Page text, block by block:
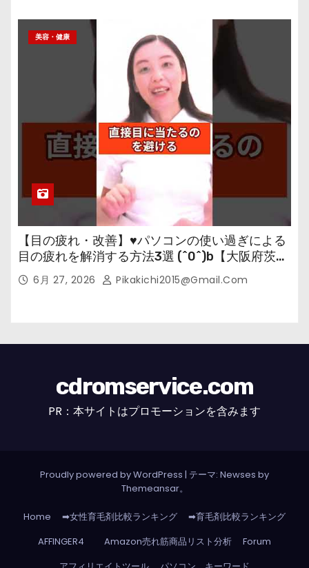
美容・健康
【目の疲れ・改善】♥パソコンの使い過ぎによる
目の疲れを解消する方法3選 (^0^)b【大阪府茨木
市の女性・美容鍼灸・整体師が教えます。】
6月 27, 2026 Pikakichi2015@gmail.com
cdromservice.com
PR：本サイトはプロモーションを含みます
Proudly powered by WordPress | テーマ: Newses by
Themeansar。
Home ➡女性育毛剤比較ランキング
➡育毛剤比較ランキング
AFFINGER4
Amazon売れ筋商品リスト分析
Forum